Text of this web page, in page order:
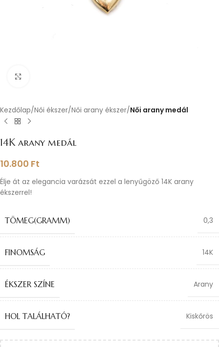
Kezdőlap Női ékszer Női arany ékszer Női arany medál
14K arany medál
10.800 Ft
Élje át az elegancia varázsát ezzel a lenyűgöző 14K arany
ékszerrel!
TÖMEG(GRAMM) 0,3
FINOMSÁG 14K
ÉKSZER SZÍNE Arany
HOL TALÁLHATÓ? Kiskőrös